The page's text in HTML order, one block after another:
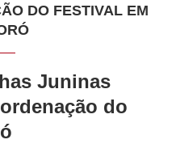
DO FESTIVAL EM
Juninas
do